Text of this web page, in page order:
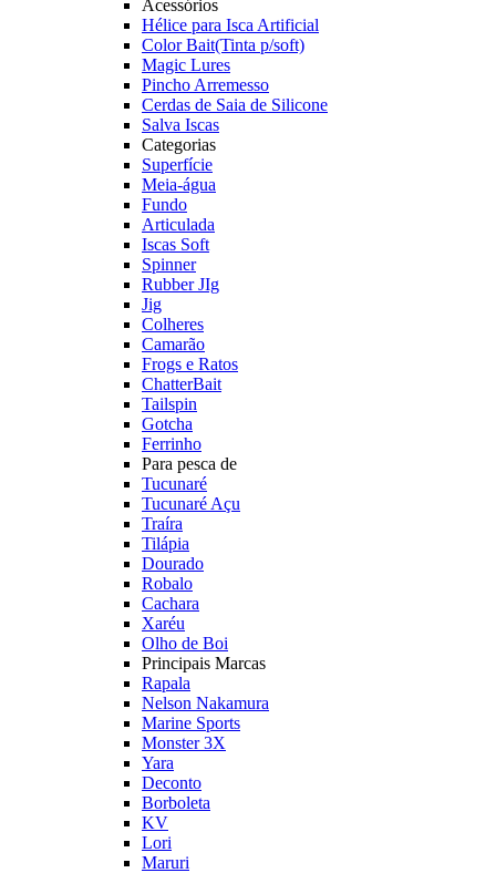
Acessórios
Hélice para Isca Artificial
Color Bait(Tinta p/soft)
Magic Lures
Pincho Arremesso
Cerdas de Saia de Silicone
Salva Iscas
Categorias
Superfície
Meia-água
Fundo
Articulada
Iscas Soft
Spinner
Rubber JIg
Jig
Colheres
Camarão
Frogs e Ratos
ChatterBait
Tailspin
Gotcha
Ferrinho
Para pesca de
Tucunaré
Tucunaré Açu
Traíra
Tilápia
Dourado
Robalo
Cachara
Xaréu
Olho de Boi
Principais Marcas
Rapala
Nelson Nakamura
Marine Sports
Monster 3X
Yara
Deconto
Borboleta
KV
Lori
Maruri